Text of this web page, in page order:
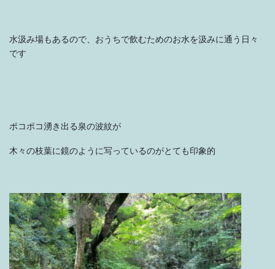
水汲み場もあるので、おうちで飲むためのお水を汲みに通う日々
です
ポコポコ湧き出る泉の波紋が
木々の枝葉に鏡のように写っているのがとても印象的